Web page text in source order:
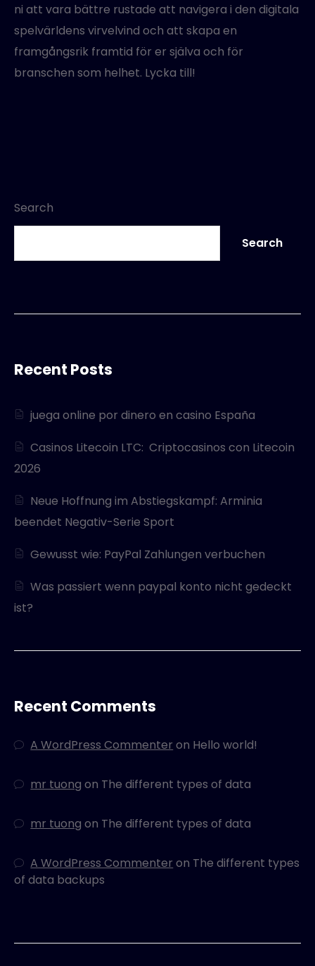
ni att vara bättre rustade att navigera i den digitala
spelvärldens virvelvind och att skapa en
framgångsrik framtid för er själva och för
branschen som helhet. Lycka till!
Search
Search
Recent Posts
juega online por dinero en casino España
Casinos Litecoin LTC: ️ Criptocasinos con Litecoin
2026
Neue Hoffnung im Abstiegskampf: Arminia
beendet Negativ-Serie Sport
Gewusst wie: PayPal Zahlungen verbuchen
Was passiert wenn paypal konto nicht gedeckt
ist?
Recent Comments
A WordPress Commenter on Hello world!
mr tuong on The different types of data
mr tuong on The different types of data
A WordPress Commenter on The different types
of data backups